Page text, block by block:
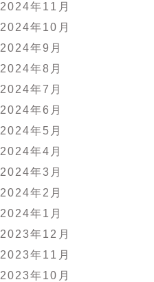
2024年11月
2024年10月
2024年9月
2024年8月
2024年7月
2024年6月
2024年5月
2024年4月
2024年3月
2024年2月
2024年1月
2023年12月
2023年11月
2023年10月